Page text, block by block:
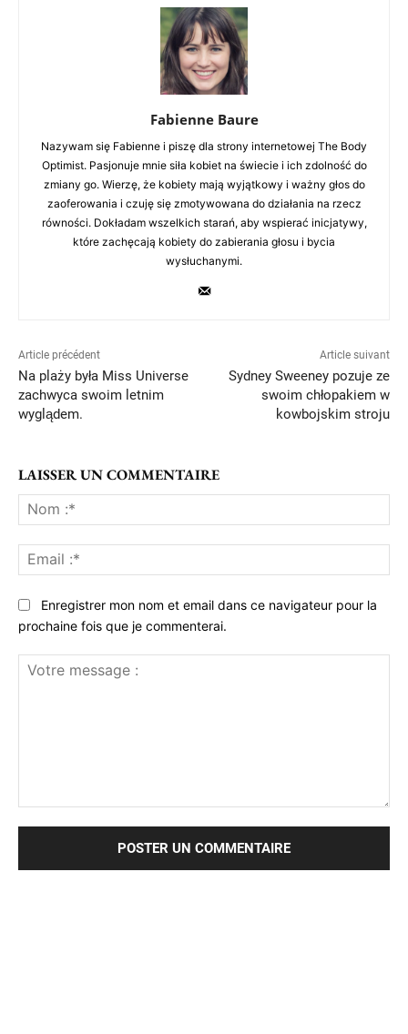
Fabienne Baure
Nazywam się Fabienne i piszę dla strony internetowej The Body
Optimist. Pasjonuje mnie siła kobiet na świecie i ich zdolność do
zmiany go. Wierzę, że kobiety mają wyjątkowy i ważny głos do
zaoferowania i czuję się zmotywowana do działania na rzecz
równości. Dokładam wszelkich starań, aby wspierać inicjatywy,
które zachęcają kobiety do zabierania głosu i bycia
wysłuchanymi.
Article précédent
Na plaży była Miss Universe
zachwyca swoim letnim
wyglądem.
Article suivant
Sydney Sweeney pozuje ze
swoim chłopakiem w
kowbojskim stroju
LAISSER UN COMMENTAIRE
:*
:*
Enregistrer mon nom et email dans ce navigateur pour la
prochaine fois que je commenterai.